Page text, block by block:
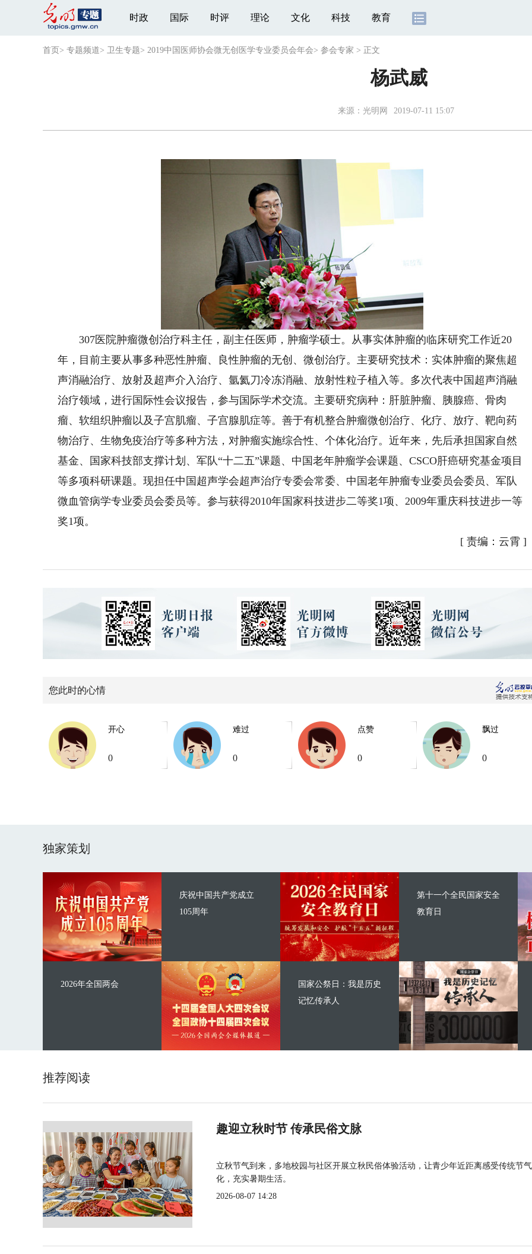
时政 国际 时评 理论 文化 科技 教育
首页 > 专题频道> 卫生专题> 2019中国医师协会微无创医学专业委员会年会> 参会专家 > 正文
杨武威
来源： 光明网 2019-07-11 15:07
307医院肿瘤微创治疗科主任，副主任医师，肿瘤学硕士。从事实体肿瘤的临床研究工作近20
年，目前主要从事多种恶性肿瘤、良性肿瘤的无创、微创治疗。主要研究技术：实体肿瘤的聚焦超
声消融治疗、放射及超声介入治疗、氩氦刀冷冻消融、放射性粒子植入等。多次代表中国超声消融
治疗领域，进行国际性会议报告，参与国际学术交流。主要研究病种：肝脏肿瘤、胰腺癌、骨肉
瘤、软组织肿瘤以及子宫肌瘤、子宫腺肌症等。善于有机整合肿瘤微创治疗、化疗、放疗、靶向药
物治疗、生物免疫治疗等多种方法，对肿瘤实施综合性、个体化治疗。近年来，先后承担国家自然
基金、国家科技部支撑计划、军队“十二五”课题、中国老年肿瘤学会课题、CSCO肝癌研究基金项目
等多项科研课题。现担任中国超声学会超声治疗专委会常委、中国老年肿瘤专业委员会委员、军队
微血管病学专业委员会委员等。参与获得2010年国家科技进步二等奖1项、2009年重庆科技进步一等
奖1项。
[ 责编：云霄 ]
您此时的心情
开心
0
难过
0
点赞
0
飘过
0
独家策划
庆祝中国共产党成立
105周年
2026年全国两会
第十一个全民国家安全
教育日
国家公祭日：我是历史
记忆传承人
推荐阅读
趣迎立秋时节 传承民俗文脉
立秋节气到来，多地校园与社区开展立秋民俗体验活动，让青少年近距离感受传统节
化，充实暑期生活。
2026-08-07 14:28